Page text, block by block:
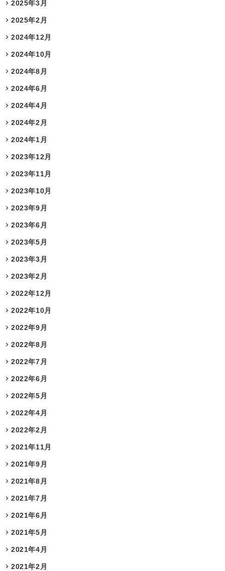
2025年3月
2025年2月
2024年12月
2024年10月
2024年8月
2024年6月
2024年4月
2024年2月
2024年1月
2023年12月
2023年11月
2023年10月
2023年9月
2023年6月
2023年5月
2023年3月
2023年2月
2022年12月
2022年10月
2022年9月
2022年8月
2022年7月
2022年6月
2022年5月
2022年4月
2022年2月
2021年11月
2021年9月
2021年8月
2021年7月
2021年6月
2021年5月
2021年4月
2021年2月